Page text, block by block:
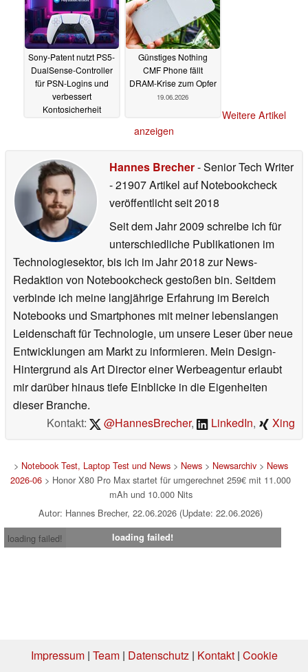
Sony-Patent nutzt PS5-
DualSense-Controller
für PSN-Logins und
verbessert
Kontosicherheit
Günstiges Nothing
CMF Phone fällt
DRAM-Krise zum Opfer
19.06.2026
Weitere Artikel
anzeigen
Hannes Brecher- Senior Tech Writer
- 21907 Artikel auf Notebookcheck
veröffentlichtseit 2018
Seit dem Jahr 2009 schreibe ich für
unterschiedliche Publikationen im
Technologiesektor, bis ich im Jahr 2018 zur News-
Redaktion von Notebookcheck gestoßen bin. Seitdem
verbinde ich meine langjährige Erfahrung im Bereich
Notebooks und Smartphones mit meiner lebenslangen
Leidenschaft für Technologie, um unsere Leser über neue
Entwicklungen am Markt zu informieren. Mein Design-
Hintergrund als Art Director einer Werbeagentur erlaubt
mir darüber hinaus tiefe Einblicke in die Eigenheiten
dieser Branche.
Kontakt:
@HannesBrecher, LinkedIn, Xing
> Notebook Test, Laptop Test und News> News> Newsarchiv> News
2026-06 > Honor X80 Pro Max startet für umgerechnet 259€ mit 11.000
mAh und 10.000 Nits
Autor: Hannes Brecher, 22.06.2026 (Update: 22.06.2026)
loading failed!
loading failed!
Impressum| Team| Datenschutz| Kontakt| Cookie